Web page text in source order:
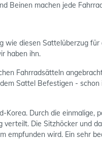
Beinen machen jede
diesen Sattelüberzug
haben ihn.
Fahrradsätteln
Sattel Befestigen -
Durch die
Die Sitzhöcker und
empfunden wird. Ein sehr